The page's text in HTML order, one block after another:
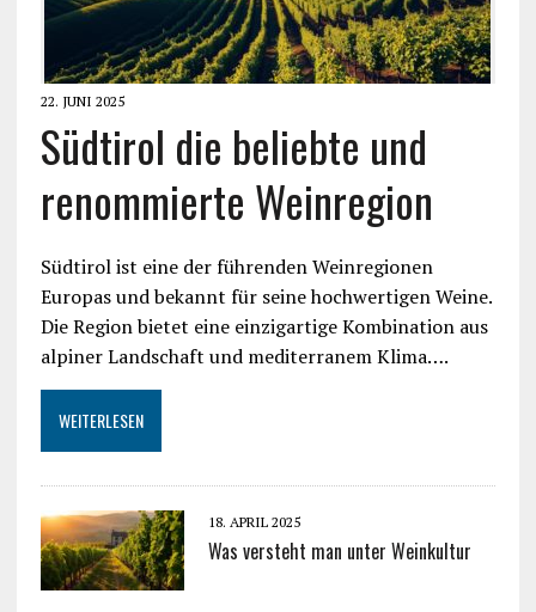
22. JUNI 2025
Südtirol die beliebte und
renommierte Weinregion
Südtirol ist eine der führenden Weinregionen
Europas und bekannt für seine hochwertigen Weine.
Die Region bietet eine einzigartige Kombination aus
alpiner Landschaft und mediterranem Klima….
WEITERLESEN
18. APRIL 2025
Was versteht man unter Weinkultur